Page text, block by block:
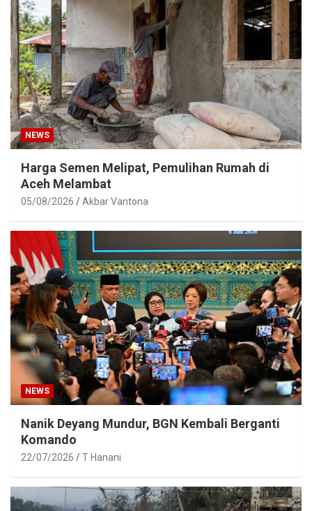
NEWS
Harga Semen Melipat, Pemulihan Rumah di
Aceh Melambat
05/08/2026 Akbar Vantona
NEWS
Nanik Deyang Mundur, BGN Kembali Berganti
Komando
22/07/2026 T Hanani